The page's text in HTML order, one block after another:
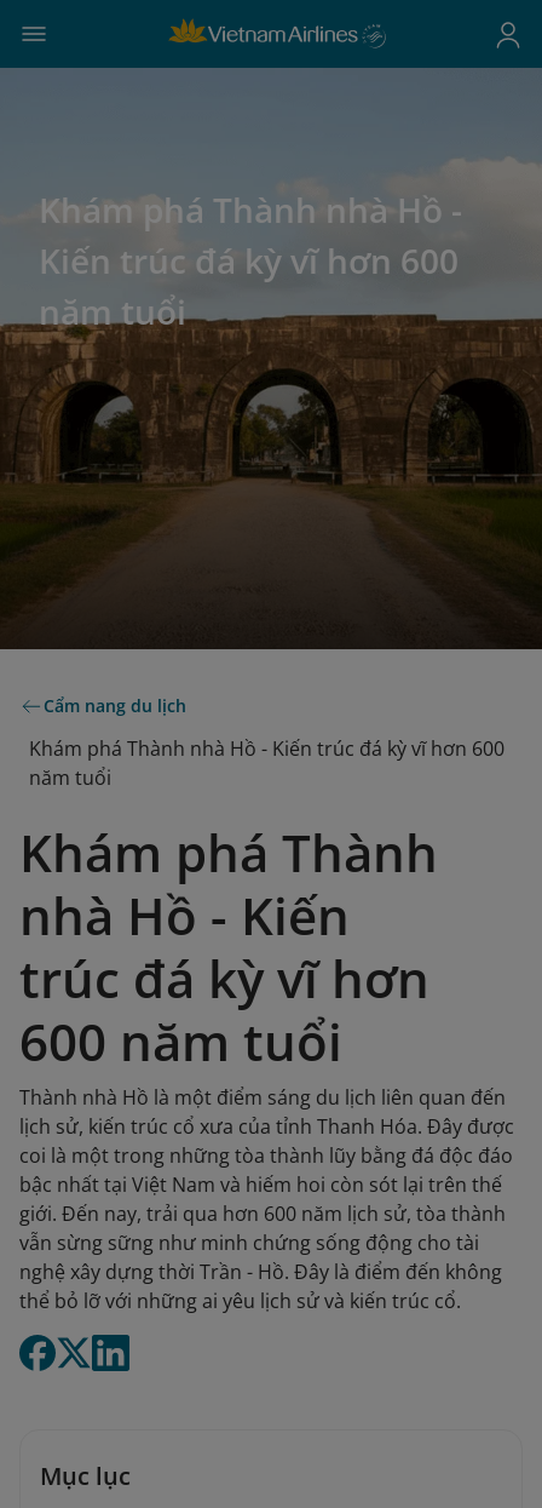
Khám phá Thành nhà Hồ -
Kiến trúc đá kỳ vĩ hơn 600
năm tuổi
Cẩm nang du lịch
Khám phá Thành nhà Hồ - Kiến trúc đá kỳ vĩ hơn 600
năm tuổi
Khám phá Thành
nhà Hồ - Kiến
trúc đá kỳ vĩ hơn
600 năm tuổi
Thành nhà Hồ là một điểm sáng du lịch liên quan đến
lịch sử, kiến trúc cổ xưa của tỉnh Thanh Hóa. Đây được
coi là một trong những tòa thành lũy bằng đá độc đáo
bậc nhất tại Việt Nam và hiếm hoi còn sót lại trên thế
giới. Đến nay, trải qua hơn 600 năm lịch sử, tòa thành
vẫn sừng sững như minh chứng sống động cho tài
nghệ xây dựng thời Trần - Hồ. Đây là điểm đến không
thể bỏ lỡ với những ai yêu lịch sử và kiến trúc cổ.
Mục lục